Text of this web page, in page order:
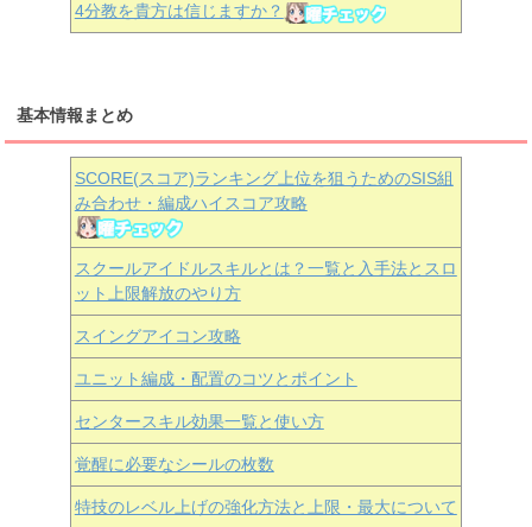
4分教を貴方は信じますか？
基本情報まとめ
SCORE(スコア)ランキング上位を狙うためのSIS組
み合わせ・編成ハイスコア攻略
スクールアイドルスキルとは？一覧と入手法とスロ
ット上限解放のやり方
スイングアイコン攻略
ユニット編成・配置のコツとポイント
センタースキル効果一覧と使い方
覚醒に必要なシールの枚数
特技のレベル上げの強化方法と上限・最大について